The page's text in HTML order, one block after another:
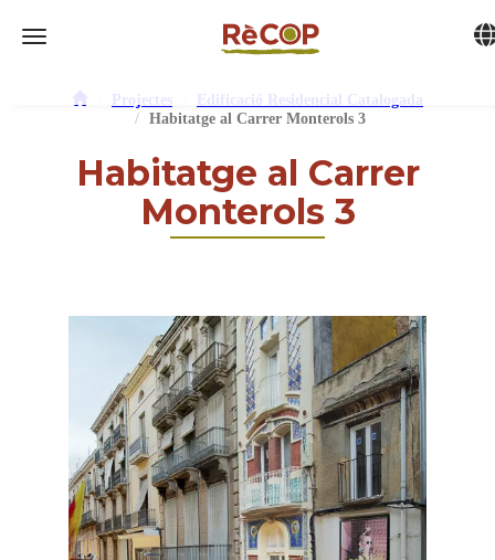
Toggle navigation
Projectes
Edificació Residencial Catalogada
Habitatge al Carrer Monterols 3
Habitatge al Carrer
Monterols 3